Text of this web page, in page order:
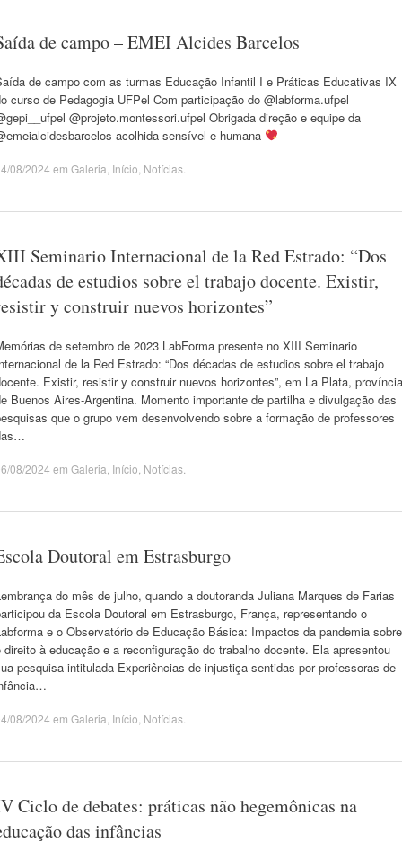
de campo – EMEI Alcides Barcelos
de campo com as turmas Educação Infantil I e Práticas Educativas IX
curso de Pedagogia UFPel Com participação do @labforma.ufpel
@projeto.montessori.ufpel Obrigada direção e equipe da
acolhida sensível e humana
08/2024 em Galeria Início Notícias
Seminario Internacional de la Red Estrado: “Dos
de estudios sobre el trabajo docente. Existir,
y construir nuevos horizontes”
de setembro de 2023 LabForma presente no XIII Seminario
de la Red Estrado: “Dos décadas de estudios sobre el trabajo
Existir, resistir y construir nuevos horizontes”, em La Plata, província
Buenos Aires-Argentina. Momento importante de partilha e divulgação das
que o grupo vem desenvolvendo sobre a formação de professores
08/2024 em Galeria Início Notícias
Doutoral em Estrasburgo
do mês de julho, quando a doutoranda Juliana Marques de Farias
da Escola Doutoral em Estrasburgo, França, representando o
e o Observatório de Educação Básica: Impactos da pandemia sobre
direito à educação e a reconfiguração do trabalho docente. Ela apresentou
pesquisa intitulada Experiências de injustiça sentidas por professoras de
08/2024 em Galeria Início Notícias
Ciclo de debates: práticas não hegemônicas na
das infâncias